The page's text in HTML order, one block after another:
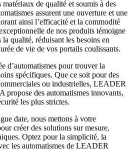
de qualité et soumis à des
assurent une ouverture et une
ainsi l’efficacité et la commodité
de nos produits témoigne
qualité, réduisant les besoins en
de vie de vos portails coulissants.
d’automatismes pour trouver la
spécifiques. Que ce soit pour des
ou industrielles, LEADER
des automatismes innovants,
les plus strictes.
date, nous mettons à votre
créer des solutions sur mesure,
Optez pour la simplicité, la
les automatismes de LEADER